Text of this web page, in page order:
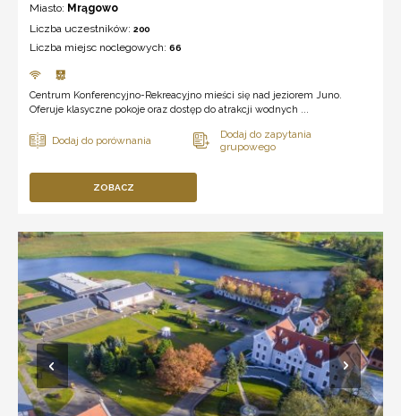
Miasto: Mrągowo
Liczba uczestników: 200
Liczba miejsc noclegowych: 66
Centrum Konferencyjno-Rekreacyjno mieści się nad jeziorem Juno.
Oferuje klasyczne pokoje oraz dostęp do atrakcji wodnych ...
ZOBACZ